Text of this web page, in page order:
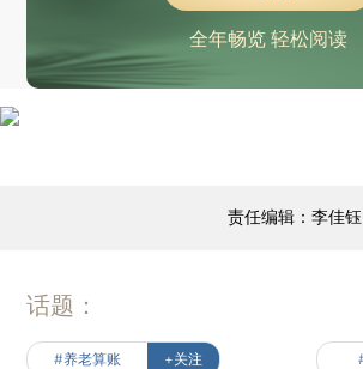
全年畅览 轻松阅读
责任编辑：李佳
话题：
#养老算账 +关注